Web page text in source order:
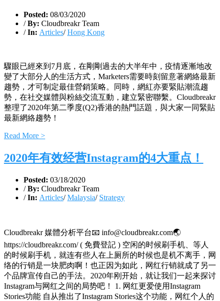
Posted: 08/03/2020
/ By: Cloudbreakr Team
/ In: Articles/Hong Kong
驟眼已經來到7月底，在剛剛過去的大半年中，疫情逐漸地改
變了大部分人的生活方式，Marketers需要時刻留意著網絡最新
趨勢，才可制定最佳營銷策略。同時，網紅亦要緊貼潮流趨
勢，在社交媒體與粉絲交流互動，建立緊密聯繫。Cloudbreakr
整理了2020年第二季度(Q2)香港的熱門話題，與大家一同緊貼
最新網絡趨勢！
Read More >
2020年有效经营Instagram的4大重点！
Posted: 03/18/2020
/ By: Cloudbreakr Team
/ In: Articles/Malaysia/ Strategy
Cloudbreakr 媒體分析平台📧 info@cloudbreakr.com🌏
https://cloudbreakr.com/ ( 免費登記 ) 空闲的时候刷手机、等人
的时候刷手机，就连有些人在上厕所的时候也是机不离手，网
络的行销是一块肥肉啊！也正因为如此，网红行销就成了另一
个品牌宣传自己的手法。2020年刚开始，就让我们一起来探讨
Instagram与网红之间的局势吧！ 1. 网红更爱使用Instagram
Stories功能 自从推出了Instagram Stories这个功能，网红个人的